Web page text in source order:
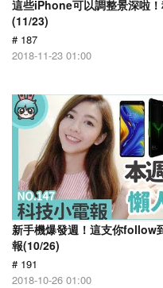
這些iPhone可以調整景深啦
(11/23)
# 187
2018-11-23 01:00
新手機爆發週！這支你follow
報(10/26)
# 191
2018-10-26 01:00